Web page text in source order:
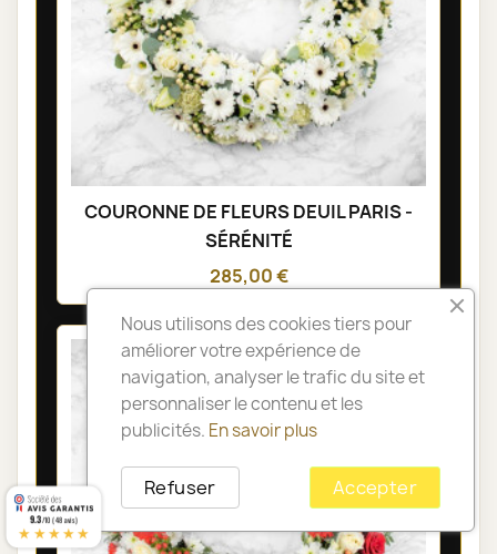
COURONNE DE FLEURS DEUIL PARIS -
SÉRÉNITÉ
285,00 €
Nous utilisons des cookies tiers pour
améliorer votre expérience de
navigation, analyser le trafic du site et
personnaliser le contenu et les
publicités. En savoir plus
Accepter
Refuser
9.3/10 (48 avis)
★★★★★